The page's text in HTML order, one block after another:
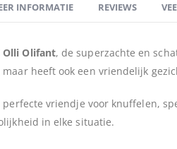
Olli Olifant, de superzachte en
heeft ook een vriendelijk
vriendje voor knuffelen,
in elke situatie.
INFORMATIE REVIEWS